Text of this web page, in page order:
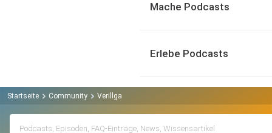
Mache Podcasts
Erlebe Podcasts
Startseite Community Verillga